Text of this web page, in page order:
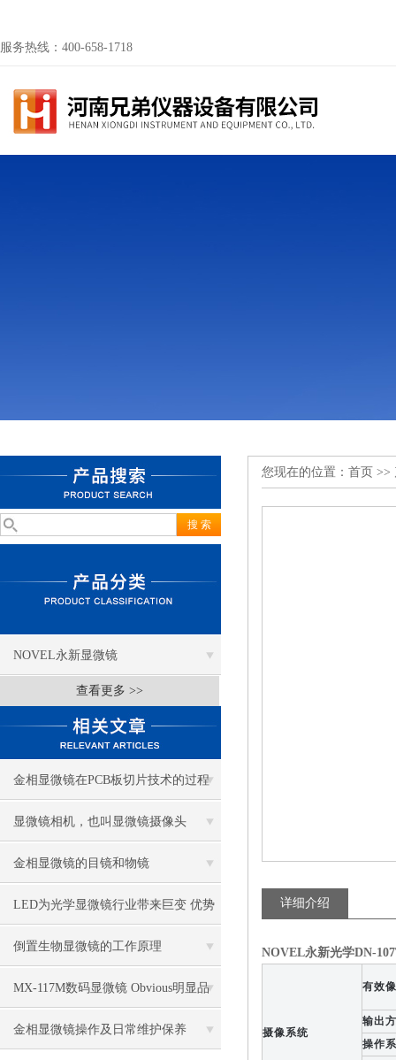
服务热线：400-658-1718
NOVEL永新显微镜
查看更多 >>
金相显微镜在PCB板切片技术的过程
控制中的作用
显微镜相机，也叫显微镜摄像头
金相显微镜的目镜和物镜
LED为光学显微镜行业带来巨变 优势
比传统卤素更明显
倒置生物显微镜的工作原理
MX-117M数码显微镜 Obvious明显品
牌值得推荐
金相显微镜操作及日常维护保养
您现在的位置： 首页 >>
详细介绍
NOVEL永新光学DN-
摄像系统
有效
输出
操作